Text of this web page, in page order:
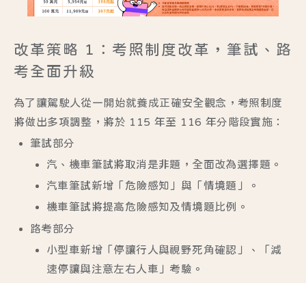
改革策略 1：考照制度改革，筆試、路
考全面升級
為了讓駕駛人從一開始就養成正確安全觀念，考照制度
將做出多項調整，將於 115 年至 116 年分階段實施：
筆試部分
汽、機車筆試將取消是非題，全面改為選擇題 。
汽車筆試新增「危險感知」與「情境題」。
機車筆試將提高危險感知及情境題比例。
路考部分
小型車新增「停讓行人與視野死角確認」、「減
速停讓與注意左右人車」考驗。